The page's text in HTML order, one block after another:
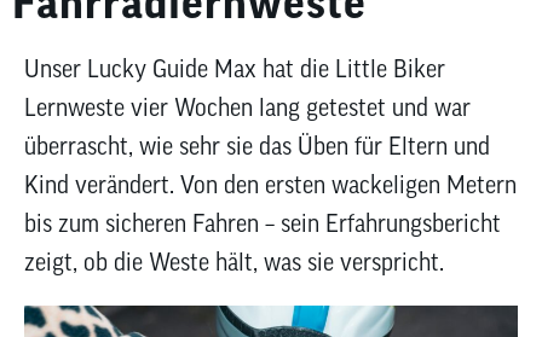
die
zum
gelangen.
Unser Lucky Guide Max hat die Little Biker
Lernweste vier Wochen lang getestet und war
überrascht, wie sehr sie das Üben für Eltern und
Kind verändert. Von den ersten wackeligen Metern
bis zum sicheren Fahren – sein Erfahrungsbericht
zeigt, ob die Weste hält, was sie verspricht.